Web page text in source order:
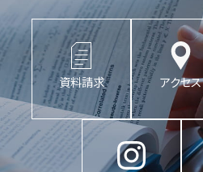
資料請求 アクセス